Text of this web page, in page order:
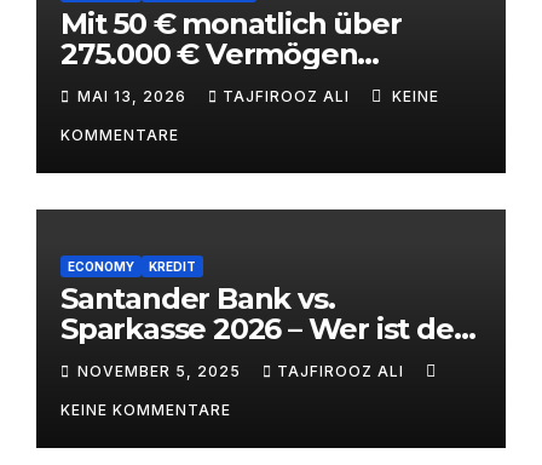
Mit 50 € monatlich über
275.000 € Vermögen
aufbauen – ETF-
Kinderstrategie mit
Steuervorteilen 2026
MAI 13, 2026 TAJFIROOZ ALI KEINE
KOMMENTARE
ECONOMY KREDIT
Santander Bank vs.
Sparkasse 2026 – Wer ist der
bessere Bankpartner? |
alitaj.de
NOVEMBER 5, 2025 TAJFIROOZ ALI
KEINE KOMMENTARE